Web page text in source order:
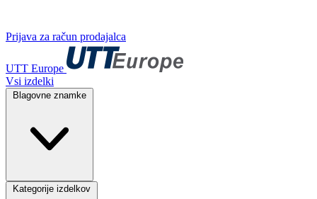
Prijava za račun prodajalca
UTT Europe
Vsi izdelki
Blagovne znamke
Kategorije izdelkov